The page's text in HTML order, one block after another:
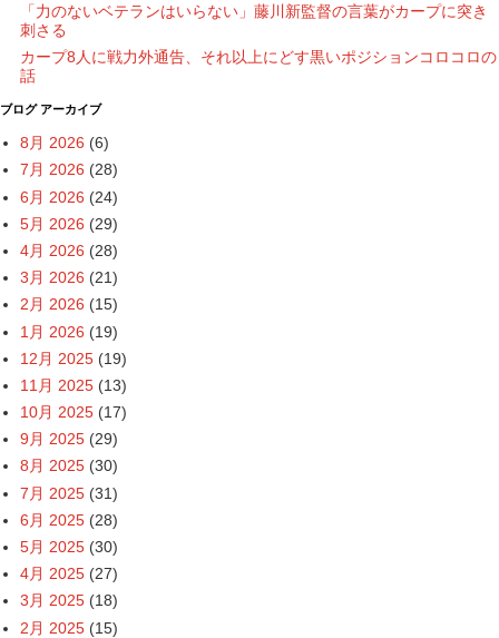
「力のないベテランはいらない」藤川新監督の言葉がカープに突き
刺さる
カープ8人に戦力外通告、それ以上にどす黒いポジションコロコロの
話
ブログ アーカイブ
8月 2026 (6)
7月 2026 (28)
6月 2026 (24)
5月 2026 (29)
4月 2026 (28)
3月 2026 (21)
2月 2026 (15)
1月 2026 (19)
12月 2025 (19)
11月 2025 (13)
10月 2025 (17)
9月 2025 (29)
8月 2025 (30)
7月 2025 (31)
6月 2025 (28)
5月 2025 (30)
4月 2025 (27)
3月 2025 (18)
2月 2025 (15)